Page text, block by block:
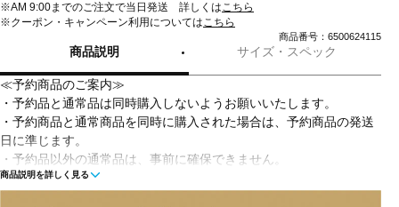
※AM 9:00までのご注文で当日発送 詳しくはこちら
※クーポン・キャンペーン利用についてはこちら
商品番号：6500624115
商品説明 サイズ・スペック
≪予約商品のご案内≫
・予約品と通常品は同時購入しないようお願いいたします。
・予約商品と通常商品を同時に購入された場合は、予約商品の発送
日に準じます。
・予約品以外の通常品は、事前に確保できません。
・予約品発送時、予約品以外の通常品が確保できない場合、予約
商品説明を詳しく見る